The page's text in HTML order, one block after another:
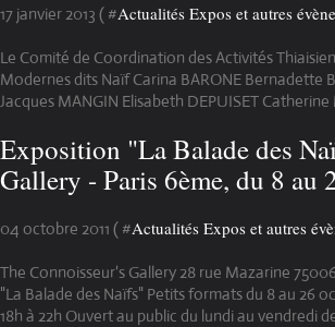
17 janvier 2013 ( #Actualités Expos et autres
Le Comité de Coordination des Activités
Modernes dits Naïf Carina BARONE Bernadette
Jacques MANGIN Elisabeth DEPUISET
Exposition "La Balade des
Gallery - Paris 6ème, du 8 au
04 octobre 2011 ( #Actualités Expos et autres
The Connoisseur's Gallery 28 rue Mazarine
"La Balade des Naïfs" Petits formats du 8 au 26
18h à 22h Ouvert au public du lundi au vendredi de